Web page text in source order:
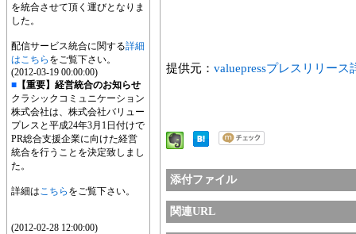
を統合させて頂く運びとなりま
した。
配信サービス統合に関する詳細
はこちら をご覧下さい。
(2012-03-19 00:00:00)
■ 【重要】経営統合のお知らせ
クラシックコミュニケーション
株式会社は、株式会社バリュー
プレスと平成24年3月1日付けで
PR総合支援企業に向けた経営
統合を行うことを決定致しまし
た。
詳細はこちら をご覧下さい。
(2012-02-28 12:00:00)
提供元： valuepressプレスリリース
添付ファイル
関連URL